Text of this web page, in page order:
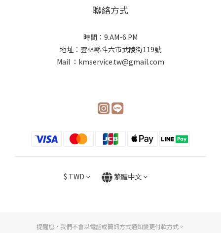
聯絡方式
時間：9.AM-6.PM
地址：雲林縣斗六市武陵街119號
Mail ：kmservice.tw@gmail.com
$ TWD 繁體中文
提醒您，我們不會以電話或簡訊方式通知變更付款方式。